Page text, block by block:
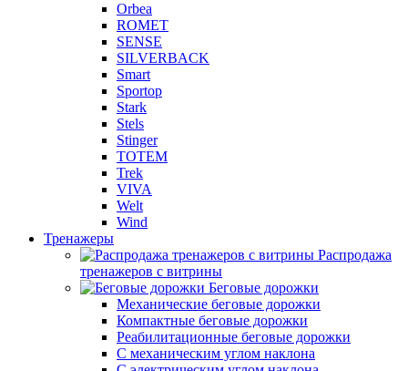
Orbea
ROMET
SENSE
SILVERBACK
Smart
Sportop
Stark
Stels
Stinger
TOTEM
Trek
VIVA
Welt
Wind
Тренажеры
Распродажа
тренажеров с витрины
Беговые дорожки
Механические беговые дорожки
Компактные беговые дорожки
Реабилитационные беговые дорожки
С механическим углом наклона